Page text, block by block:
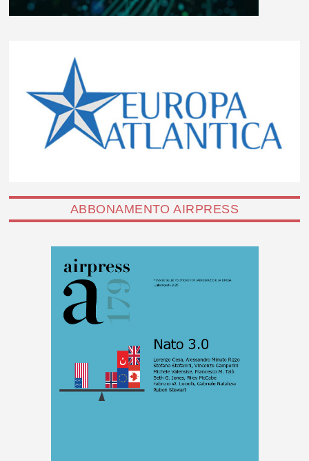
ABBONAMENTO AIRPRESS